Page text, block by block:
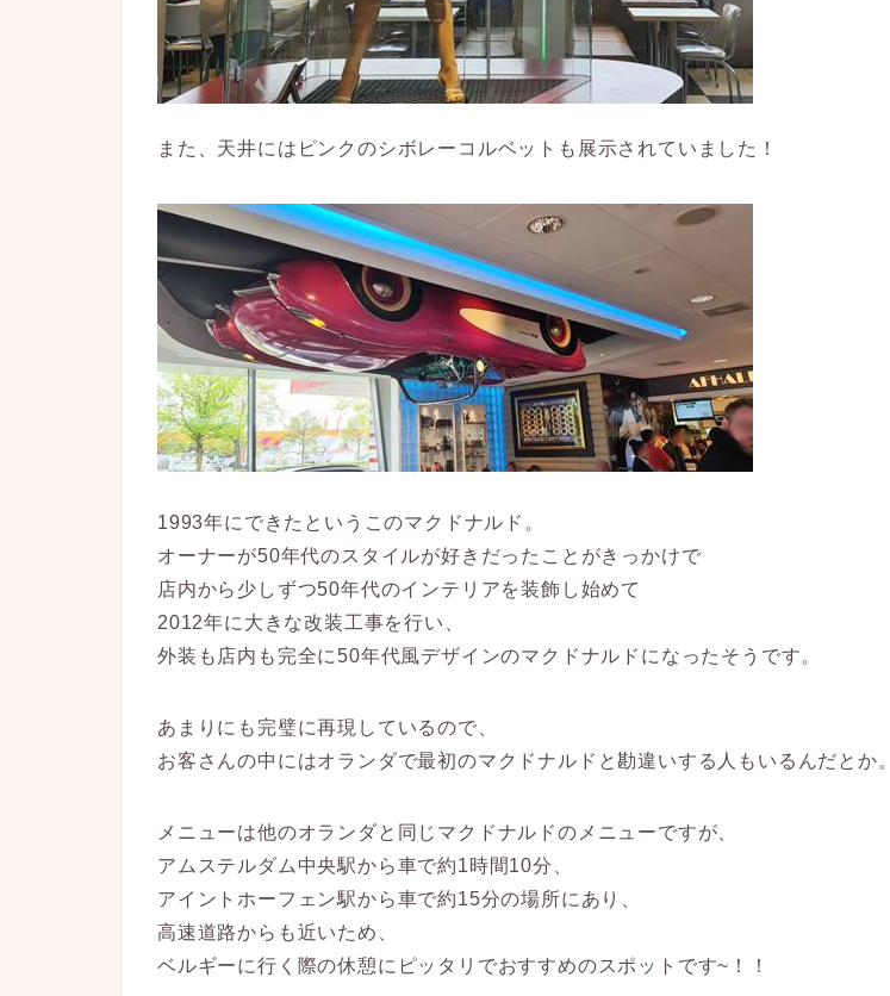
また、天井にはピンクのシボレーコルベットも展示されていました！
1993年にできたというこのマクドナルド。
オーナーが50年代のスタイルが好きだったことがきっかけで
店内から少しずつ50年代のインテリアを装飾し始めて
2012年に大きな改装工事を行い、
外装も店内も完全に50年代風デザインのマクドナルドになったそうです。
あまりにも完璧に再現しているので、
お客さんの中にはオランダで最初のマクドナルドと勘違いする人もいるんだとか。
メニューは他のオランダと同じマクドナルドのメニューですが、
アムステルダム中央駅から車で約1時間10分、
アイントホーフェン駅から車で約15分の場所にあり、
高速道路からも近いため、
ベルギーに行く際の休憩にピッタリでおすすめのスポットです~！！